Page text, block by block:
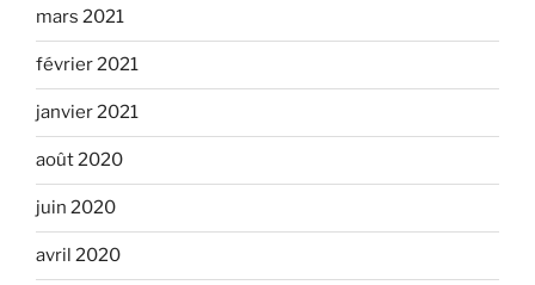
mars 2021
février 2021
janvier 2021
août 2020
juin 2020
avril 2020